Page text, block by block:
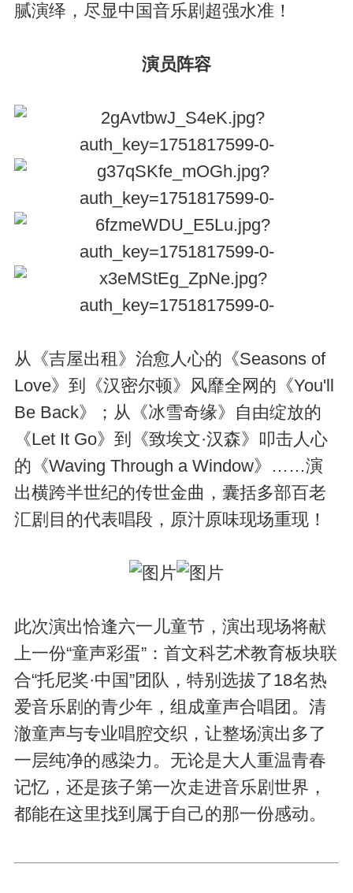
腻演绎，尽显中国音乐剧超强水准！
演员阵容
从《吉屋出租》治愈人心的《Seasons of
Love》到《汉密尔顿》风靡全网的《You'll
Be Back》；从《冰雪奇缘》自由绽放的
《Let It Go》到《致埃文·汉森》叩击人心
的《Waving Through a Window》……演
出横跨半世纪的传世金曲，囊括多部百老
汇剧目的代表唱段，原汁原味现场重现！
此次演出恰逢六一儿童节，演出现场将献
上一份“童声彩蛋”：首文科艺术教育板块联
合“托尼奖·中国”团队，特别选拔了18名热
爱音乐剧的青少年，组成童声合唱团。清
澈童声与专业唱腔交织，让整场演出多了
一层纯净的感染力。无论是大人重温青春
记忆，还是孩子第一次走进音乐剧世界，
都能在这里找到属于自己的那一份感动。